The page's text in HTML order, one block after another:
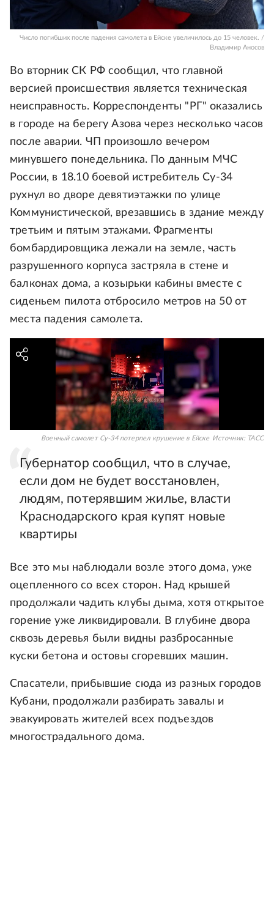
Число погибших после падения самолета в Ейске увеличилось до 15 человек. /
Владимир Аносов
Во вторник СК РФ сообщил, что главной
версией происшествия является техническая
неисправность. Корреспонденты "РГ" оказались
в городе на берегу Азова через несколько часов
после аварии. ЧП произошло вечером
минувшего понедельника. По данным МЧС
России, в 18.10 боевой истребитель Су-34
рухнул во дворе девятиэтажки по улице
Коммунистической, врезавшись в здание между
третьим и пятым этажами. Фрагменты
бомбардировщика лежали на земле, часть
разрушенного корпуса застряла в стене и
балконах дома, а козырьки кабины вместе с
сиденьем пилота отбросило метров на 50 от
места падения самолета.
Военный самолет Су-34 потерпел крушение в Ейске Источник: ТАСС
Губернатор сообщил, что в случае,
если дом не будет восстановлен,
людям, потерявшим жилье, власти
Краснодарского края купят новые
квартиры
Все это мы наблюдали возле этого дома, уже
оцепленного со всех сторон. Над крышей
продолжали чадить клубы дыма, хотя открытое
горение уже ликвидировали. В глубине двора
сквозь деревья были видны разбросанные
куски бетона и остовы сгоревших машин.
Спасатели, прибывшие сюда из разных городов
Кубани, продолжали разбирать завалы и
эвакуировать жителей всех подъездов
многострадального дома.